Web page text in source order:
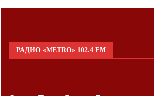
РАДИО «METRO» 102.4 FM